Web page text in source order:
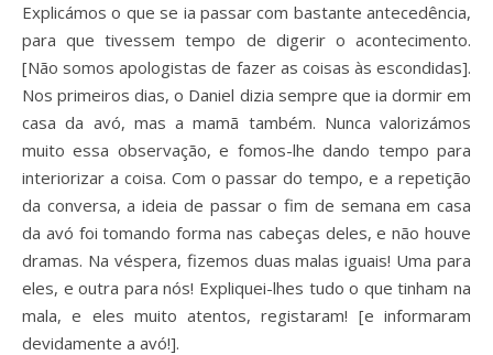
Explicámos o que se ia passar com bastante antecedência,
para que tivessem tempo de digerir o acontecimento.
[Não somos apologistas de fazer as coisas às escondidas].
Nos primeiros dias, o Daniel dizia sempre que ia dormir em
casa da avó, mas a mamã também. Nunca valorizámos
muito essa observação, e fomos-lhe dando tempo para
interiorizar a coisa. Com o passar do tempo, e a repetição
da conversa, a ideia de passar o fim de semana em casa
da avó foi tomando forma nas cabeças deles, e não houve
dramas. Na véspera, fizemos duas malas iguais! Uma para
eles, e outra para nós! Expliquei-lhes tudo o que tinham na
mala, e eles muito atentos, registaram! [e informaram
devidamente a avó!].